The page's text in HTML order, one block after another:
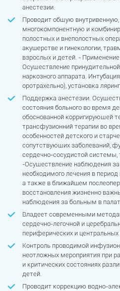
анестезии.
Проводит общую внутривенную,
многокомпонентную и
полостных и внеполостных
акушерстве и гинекологии,
взрослых и детей. -
Осуществление
наркозного аппарата.
оротрахельно), установка
Поддержка анестезии.
состояния больного во время
обоснованной корригирующей
трансфузионний терапии во
особенностей детского и
сопутствующих заболеваний,
сердечно-сосудистой системы,
-Осуществление наблюдения
необходимого лечения в
а также в ближайшем
восстановления жизненно
наблюдения за больным в
Владеет современными
сердечно-легочной и
периферических и центральных
Контроль проводимой
неотложных мероприятия при
и критических состояниях
детей.
Проводит коррекцию водно-